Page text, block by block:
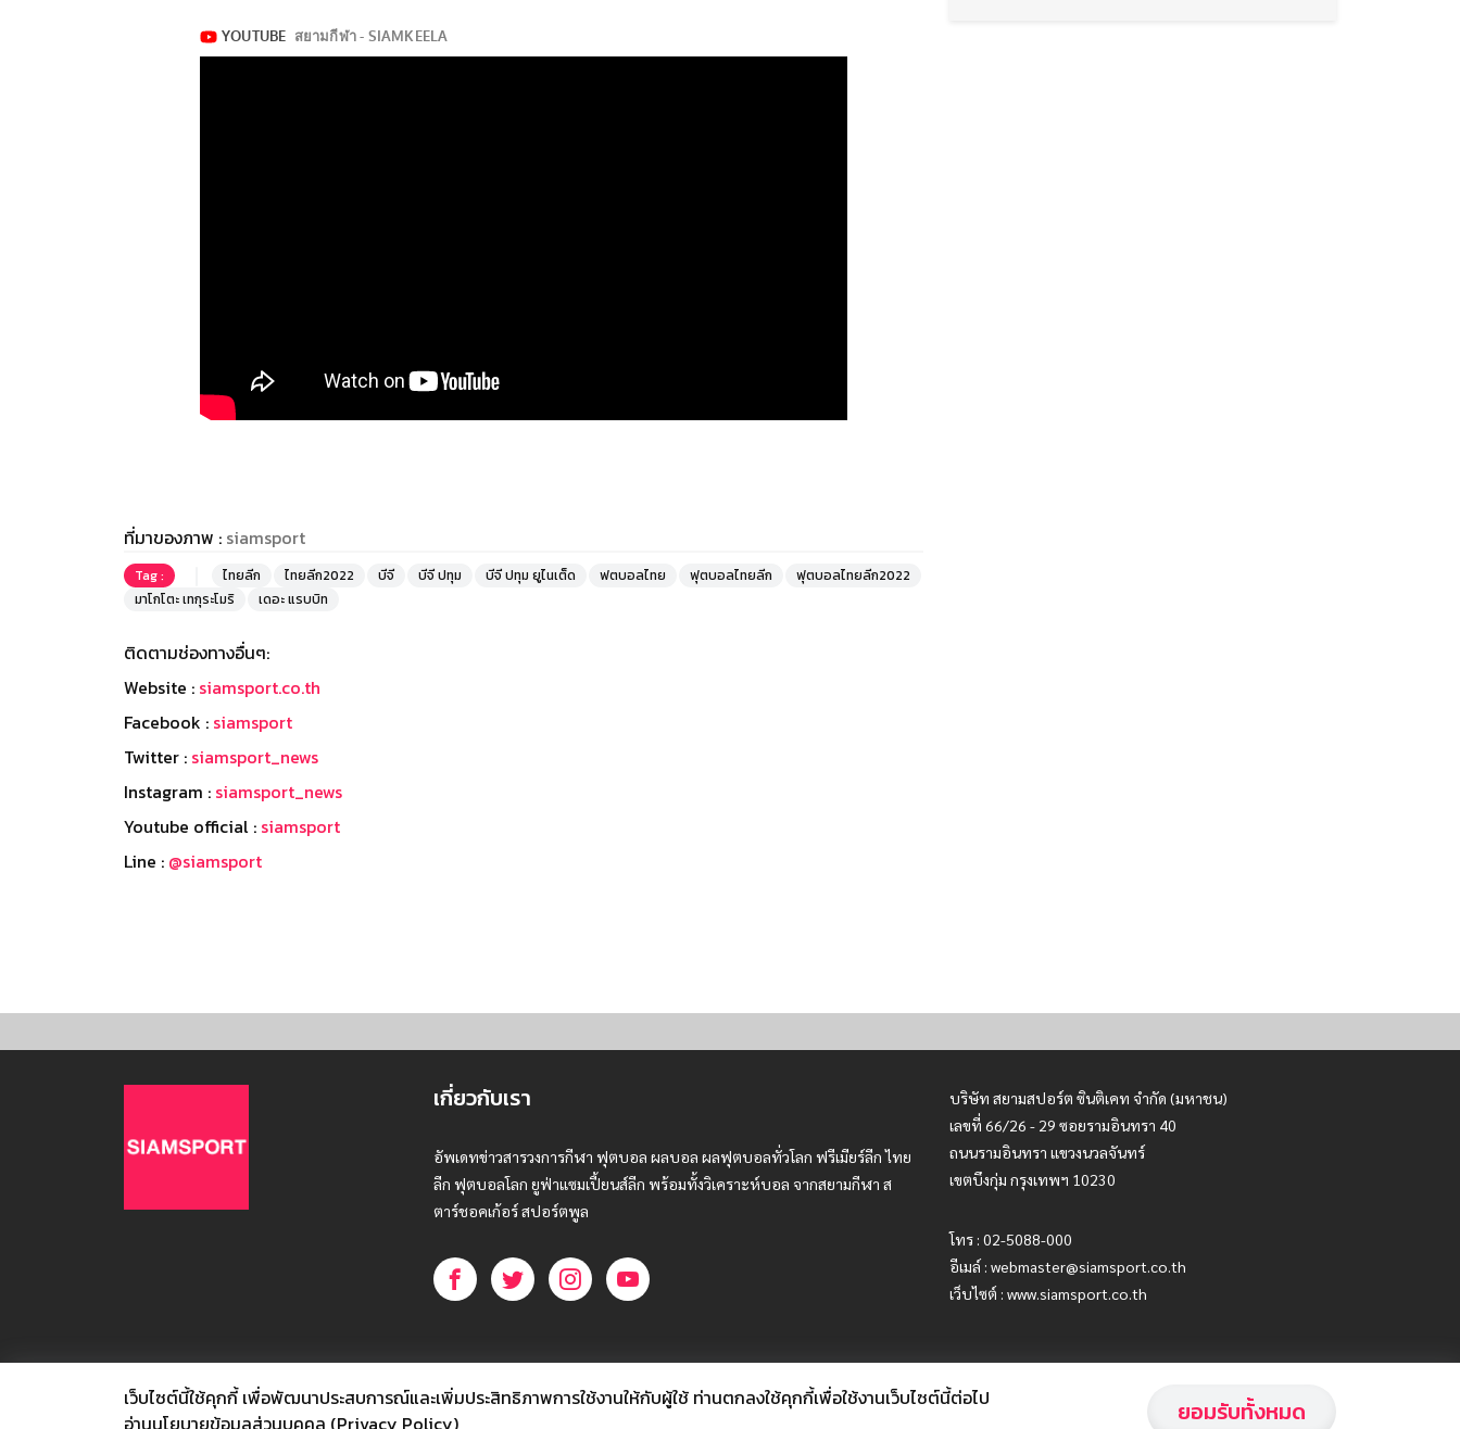
ที่มาของภาพ : siamsport
Tag : ไทยลีก ไทยลีก2022 บีจี บีจี ปทุม บีจี ปทุม ยูไนเต็ด ฟตบอลไทย ฟุตบอลไทยลีก
ฟุตบอลไทยลีก2022
มาโกโตะ เทกุระโมริ
เดอะ แรบบิท
ติดตามช่องทางอื่นๆ:
Website : siamsport.co.th
Facebook : siamsport
Twitter : siamsport_news
Instagram : siamsport_news
Youtube official : siamsport
Line : @siamsport
เกี่ยวกับเรา
อัพเดทข่าวสารวงการกีฬา ฟุตบอล ผลบอล ผลฟุตบอลทั่วโลก ฟรีเมียร์ลีก ไทย
ลีก ฟุตบอลโลก ยูฟ่าแซมเปี้ยนส์ลีก พร้อมทั้งวิเคราะห์บอล จากสยามกีฬา ส
ตาร์ชอคเก้อร์ สปอร์ตพูล
บริษัท สยามสปอร์ต ซินติเคท จำกัด (มหาชน)
เลขที่ 66/26 - 29 ซอยรามอินทรา 40
ถนนรามอินทรา แขวงนวลจันทร์
เขตบึงกุ่ม กรุงเทพฯ 10230
โทร : 02-5088-000
อีเมล์ : webmaster@siamsport.co.th
เว็บไซต์ : www.siamsport.co.th
© SIAMSPORT Privacy
เว็บไซต์นี้ใช้คุกกี้เพื่อพัฒนาประสบการณ์และเพิ่มประสิทธิภาพการใช้งานให้กับผู้ใช้ ท่านตกลงใช้คุกกี้เพื่อใช้งานเว็บไซต์นี้ต่อไป
อ่านนโยบายข้อมูลส่วนบุคคล (Privacy Policy)
ยอมรับทั้งหมด